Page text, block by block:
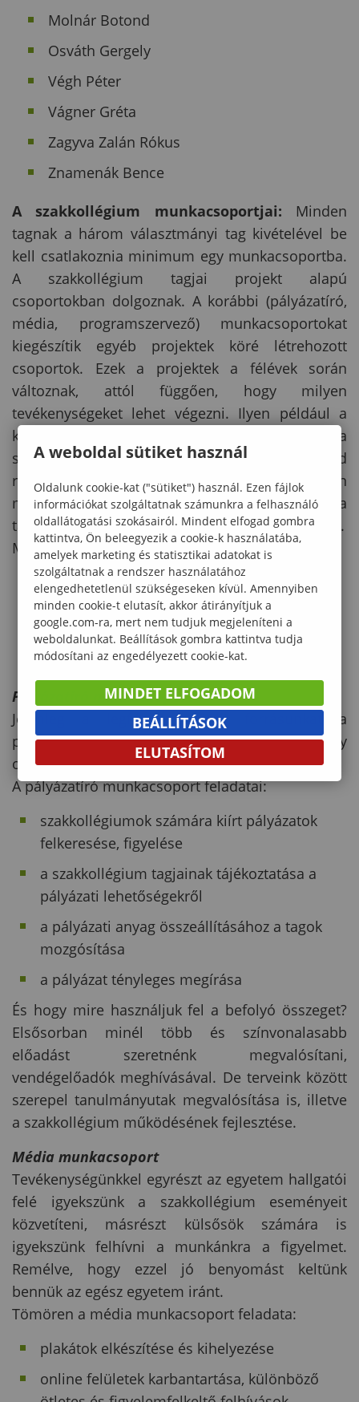
Molnár Botond
Osváth Gergely
Végh Péter
Vágner Gréta
Zagyva Zalán Rókus
Znamenák Bence
A szakkollégium munkacsoportjai: Minden
tagnak a három választmányi tag kivételével be
kell csatlakoznia minimum egy munkacsoportba.
A szakkollégium tagjai projekt alapú
csoportokban dolgoznak. A korábbi (pályázatíró,
média, programszervező) munkacsoportokat
kiegészítik egyéb projektek köré létrehozott
csoportok. Ezek a projektek a félévek során
változnak, attól függően, hogy milyen
tevékenységeket lehet végezni. Ilyen például a
közösségi kert tervező munkacsoport. Mindenki a
saját preferenciája szerinti csoportokban tud
részt venni, fejleszteni képességeit. Minden
munkacsoport más-más területért felel, és a
tagjai egymás közt megosztva végzik el a munkát.
Munkacsoportjaink:
Pályázatíró munkacsoport
Média munkacsoport
Programszervező munkacsoport
Pályázatíró munkacsoport
Jelenleg a legfőbb bevételi forrásunkat a
pályázatok jelenthetik. Sikeres megírásuk nagy
odafigyelést, sok, sok munkát igényel.
A pályázatíró munkacsoport feladatai:
szakkollégiumok számára kiírt pályázatok
felkeresése, figyelése
a szakkollégium tagjainak tájékoztatása a
pályázati lehetőségekről
a pályázati anyag összeállításához a tagok
mozgósítása
a pályázat tényleges megírása
És hogy mire használjuk fel a befolyó összeget?
Elsősorban minél több és színvonalasabb
előadást szeretnénk megvalósítani,
vendégelőadók meghívásával. De terveink között
szerepel tanulmányutak megvalósítása is, illetve
a szakkollégium működésének fejlesztése.
Média munkacsoport
Tevékenységünkkel egyrészt az egyetem hallgatói
felé igyekszünk a szakkollégium eseményeit
közvetíteni, másrészt külsősök számára is
igyekszünk felhívni a munkánkra a figyelmet.
Remélve, hogy ezzel jó benyomást keltünk
bennük az egész egyetem iránt.
Tömören a média munkacsoport feladata:
plakátok elkészítése és kihelyezése
online felületek karbantartása, különböző
A weboldal sütiket használ
Oldalunk cookie-kat ("sütiket") használ. Ezen fájlok
információkat szolgáltatnak számunkra a felhasználó
oldallátogatási szokásairól. Mindent elfogad gombra
kattintva, Ön beleegyezik a cookie-k használatába,
amelyek marketing és statisztikai adatokat is
szolgáltatnak a rendszer használatához
elengedhetetlenül szükségeseken kívül. Amennyiben
minden cookie-t elutasít, akkor átirányítjuk a
google.com-ra, mert nem tudjuk megjeleníteni a
weboldalunkat. Beállítások gombra kattintva tudja
módosítani az engedélyezett cookie-kat.
MINDET ELFOGADOM
BEÁLLÍTÁSOK
ELUTASÍTOM